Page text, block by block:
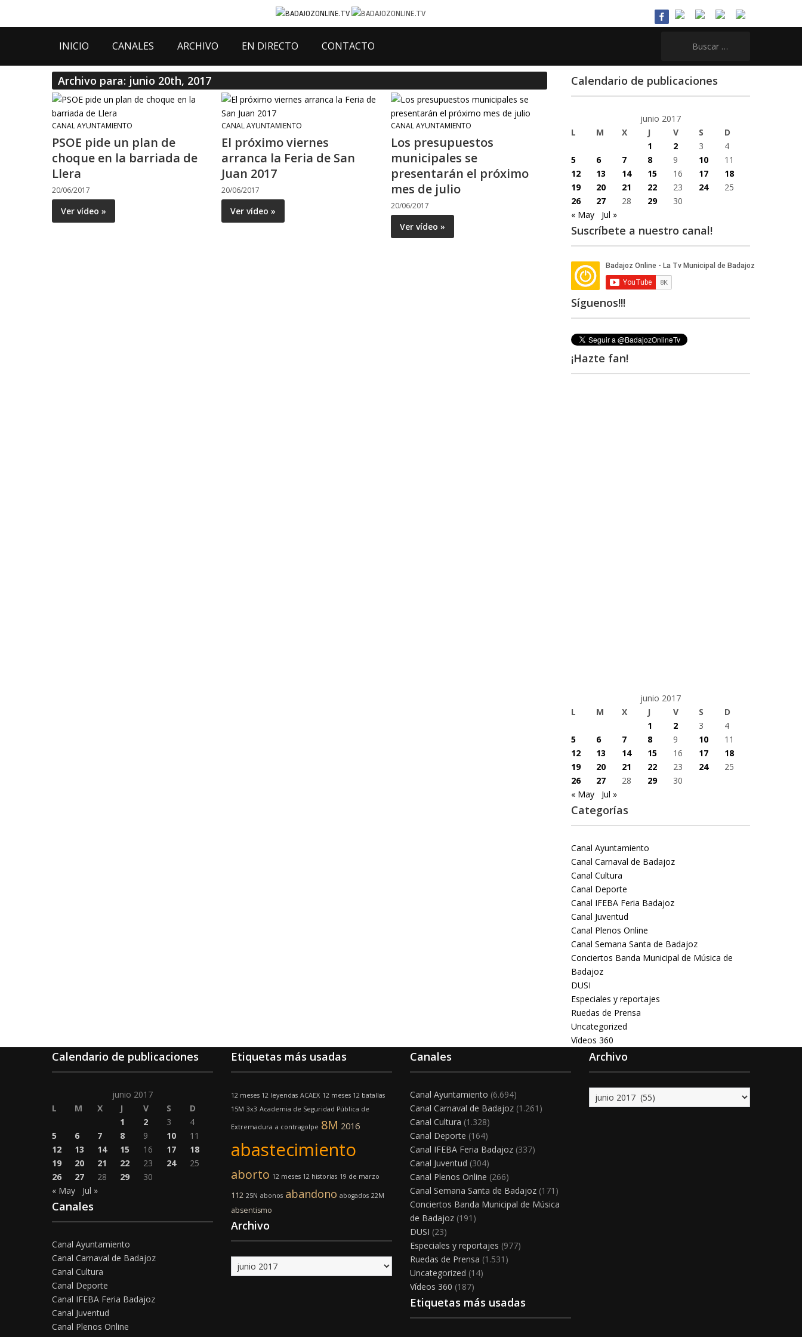
INICIO CANALES ARCHIVO EN DIRECTO CONTACTO
Archivo para: junio 20th, 2017
CANAL AYUNTAMIENTO
PSOE pide un plan de
choque en la barriada de
Llera
20/06/2017
Ver vídeo »
CANAL AYUNTAMIENTO
El próximo viernes
arranca la Feria de San
Juan 2017
20/06/2017
Ver vídeo »
CANAL AYUNTAMIENTO
Los presupuestos
municipales se
presentarán el próximo
mes de julio
20/06/2017
Ver vídeo »
Calendario de publicaciones
junio 2017
L
M X J V S
D
1
2 3
4
5
6 7 8 9 10
11
12
13 14 15 16 17
18
19
20 21 22 23 24
25
26
27 28 29
30
« May
Jul »
Suscríbete a nuestro canal!
Síguenos!!!
¡Hazte fan!
junio 2017
L
M X J V S
D
1
2 3
4
5
6 7 8 9 10
11
12
13 14 15 16 17
18
19
20 21 22 23 24
25
26
27 28 29
30
« May
Jul »
Categorías
Canal Ayuntamiento
Canal Carnaval de Badajoz
Canal Cultura
Canal Deporte
Canal IFEBA Feria Badajoz
Canal Juventud
Canal Plenos Online
Canal Semana Santa de Badajoz
Conciertos Banda Municipal de Música de
Badajoz
DUSI
Especiales y reportajes
Ruedas de Prensa
Uncategorized
Vídeos 360
Calendario de publicaciones
junio 2017
L
M X J V S
D
1
2 3
4
5
6 7 8 9 10
11
12
13 14 15 16 17
18
19
20 21 22 23 24
25
26
27 28 29
30
« May
Jul »
Canales
Canal Ayuntamiento
Canal Carnaval de Badajoz
Canal Cultura
Canal Deporte
Canal IFEBA Feria Badajoz
Canal Juventud
Canal Plenos Online
Etiquetas más usadas
12 meses 12 leyendas ACAEX 12 meses 12 batallas
15M 3x3 Academia de Seguridad Pública de
Extremadura a contragolpe 8M 2016
abastecimiento
aborto 12 meses 12 historias 19 de marzo
112 25N abonos abandono abogados 22M
absentismo
Archivo
Archivo
Canales
Canal Ayuntamiento (6.694)
Canal Carnaval de Badajoz (1.261)
Canal Cultura (1.328)
Canal Deporte (164)
Canal IFEBA Feria Badajoz (337)
Canal Juventud (304)
Canal Plenos Online (266)
Canal Semana Santa de Badajoz (171)
Conciertos Banda Municipal de Música
de Badajoz (191)
DUSI (23)
Especiales y reportajes (977)
Ruedas de Prensa (1.531)
Uncategorized (14)
Vídeos 360 (187)
Etiquetas más usadas
Archivo
Archivo